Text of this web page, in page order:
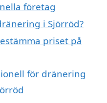
företag
i Sjörröd?
priset på
för dränering